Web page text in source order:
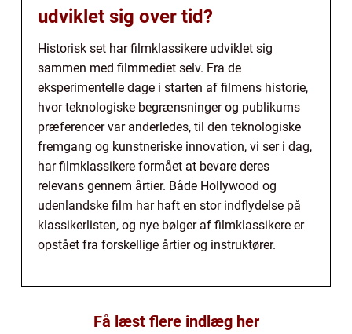
udviklet sig over tid?
Historisk set har filmklassikere udviklet sig
sammen med filmmediet selv. Fra de
eksperimentelle dage i starten af filmens historie,
hvor teknologiske begrænsninger og publikums
præferencer var anderledes, til den teknologiske
fremgang og kunstneriske innovation, vi ser i dag,
har filmklassikere formået at bevare deres
relevans gennem årtier. Både Hollywood og
udenlandske film har haft en stor indflydelse på
klassikerlisten, og nye bølger af filmklassikere er
opstået fra forskellige årtier og instruktører.
Få læst flere indlæg her